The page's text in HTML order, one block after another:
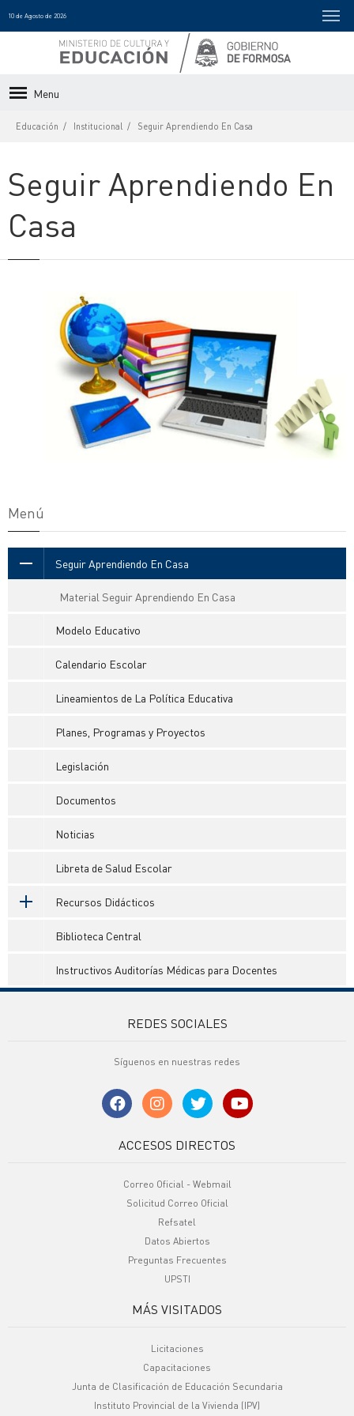
10 de Agosto de 2026
Menu
Educación Institucional Seguir Aprendiendo En Casa
Seguir Aprendiendo En
Casa
Menú
Seguir Aprendiendo En Casa
Material Seguir Aprendiendo En Casa
Modelo Educativo
Calendario Escolar
Lineamientos de La Política Educativa
Planes, Programas y Proyectos
Legislación
Documentos
Noticias
Libreta de Salud Escolar
Recursos Didácticos
Biblioteca Central
Instructivos Auditorías Médicas para Docentes
REDES SOCIALES
Síguenos en nuestras redes
ACCESOS DIRECTOS
Correo Oficial - Webmail
Solicitud Correo Oficial
Refsatel
Datos Abiertos
Preguntas Frecuentes
UPSTI
MÁS VISITADOS
Licitaciones
Capacitaciones
Junta de Clasificación de Educación Secundaria
Instituto Provincial de la Vivienda (IPV)